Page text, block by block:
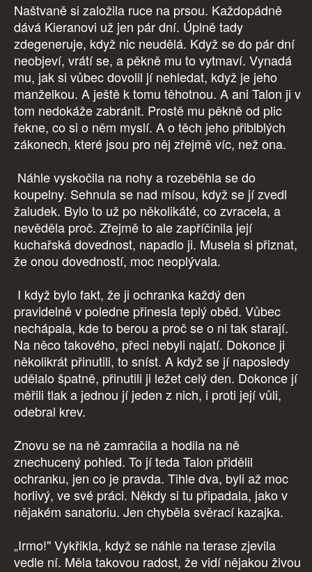
Naštvaně si založila ruce na prsou. Každopádně
dává Kieranovi už jen pár dní. Úplně tady
zdegeneruje, když nic neudělá. Když se do pár dní
neobjeví, vrátí se, a pěkně mu to vytmaví. Vynadá
mu, jak si vůbec dovolil jí nehledat, když je jeho
manželkou. A ještě k tomu těhotnou. A ani Talon ji v
tom nedokáže zabránit. Prostě mu pěkně od plic
řekne, co si o něm myslí. A o těch jeho přiblblých
zákonech, které jsou pro něj zřejmě víc, než ona.
Náhle vyskočila na nohy a rozeběhla se do
koupelny. Sehnula se nad mísou, když se jí zvedl
žaludek. Bylo to už po několikáté, co zvracela, a
nevěděla proč. Zřejmě to ale zapříčinila její
kuchařská dovednost, napadlo ji. Musela si přiznat,
že onou dovedností, moc neoplývala.
I když bylo fakt, že ji ochranka každý den
pravidelně v poledne přinesla teplý oběd. Vůbec
nechápala, kde to berou a proč se o ni tak starají.
Na něco takového, přeci nebyli najatí. Dokonce ji
několikrát přinutili, to sníst. A když se jí naposledy
udělalo špatně, přinutili ji ležet celý den. Dokonce jí
měřili tlak a jednou jí jeden z nich, i proti její vůli,
odebral krev.
Znovu se na ně zamračila a hodila na ně
znechucený pohled. To jí teda Talon přidělil
ochranku, jen co je pravda. Tihle dva, byli až moc
horlivý, ve své práci. Někdy si tu připadala, jako v
nějakém sanatoriu. Jen chyběla svěrací kazajka.
„Irmo!" Vykřikla, když se náhle na terase zjevila
vedle ní. Měla takovou radost, že vidí nějakou živou